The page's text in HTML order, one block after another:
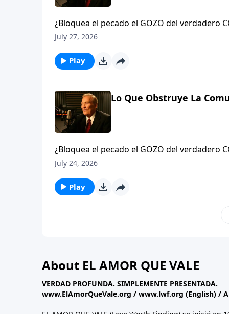
¿Bloquea el pecado el GOZO del verdadero COMPAÑERISMO? Siempre. Aprenda acerca de la #convicción,
la #limpieza y la #conquista del pecado que
July 27, 2026
Play
Lo Que Obstruye La
¿Bloquea el pecado el GOZO del verdadero COMPAÑERISMO? Siempre. Aprenda acerca de la #convicción,
la #limpieza y la #conquista del pecado que
July 24, 2026
Play
About EL AMOR QUE VALE
VERDAD PROFUNDA. SIMPLEMENTE PRESENTADA.
www.ElAmorQueVale.org / www.lwf.org (English) /